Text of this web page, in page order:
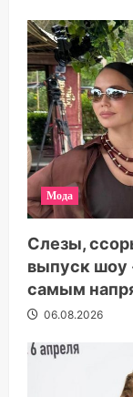
Мода
Слезы,
выпуск шоу
самым
06.08.2026